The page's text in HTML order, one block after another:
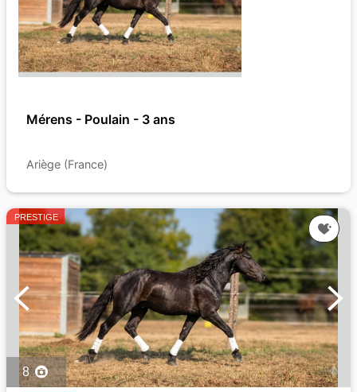
Mérens - Poulain - 3 ans
Ariège (France)
PRESTIGE
8